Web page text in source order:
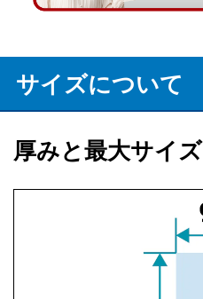
サイズについて
厚みと最大サイズ